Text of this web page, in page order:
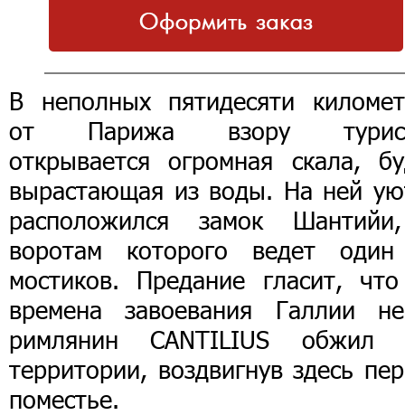
В неполных пятидесяти
от Парижа взору
открывается огромная скала,
вырастающая из воды. На ней
расположился замок
воротам которого ведет
мостиков. Предание гласит,
времена завоевания Галлии
римлянин CANTILIUS обжил
территории, воздвигнув здесь
поместье.